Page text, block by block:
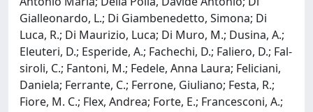
Gialleonardo, L.; Di Giambenedetto, Simona; Di
Luca, R.; Di Maurizio, Luca; Di Muro, M.; Dusina, A.;
Eleuteri, D.; Esperide, A.; Fachechi, D.; Faliero, D.; Fal-
siroli, C.; Fantoni, M.; Fedele, Anna Laura; Feliciani,
Daniela; Ferrante, C.; Ferrone, Giuliano; Festa, R.;
Fiore, M. C.; Flex, Andrea; Forte, E.; Francesconi, A.;